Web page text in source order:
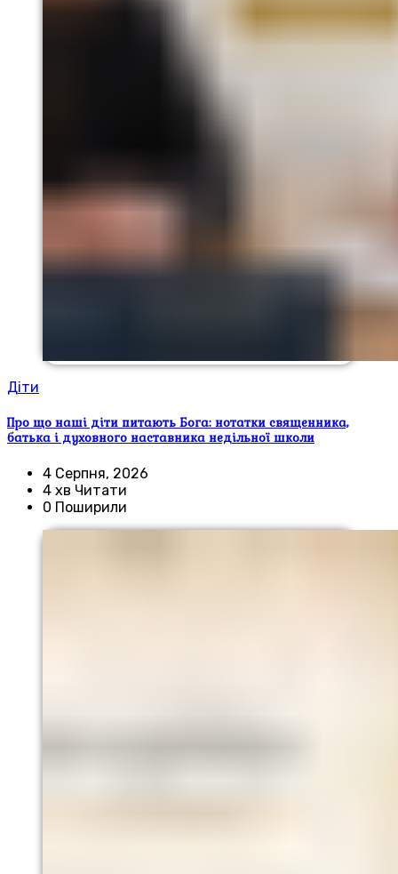
Діти
Про що наші діти питають Бога: нотатки священника,
батька і духовного наставника недільної школи
4 Серпня, 2026
4 хв Читати
0 Поширили